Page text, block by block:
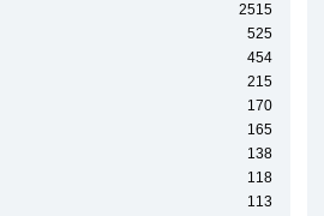
2515
525
454
215
170
165
138
118
113